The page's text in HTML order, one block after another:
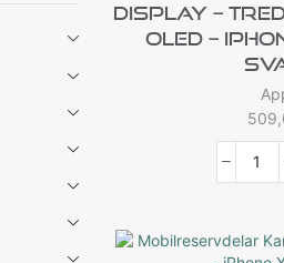
Display –
OLED –